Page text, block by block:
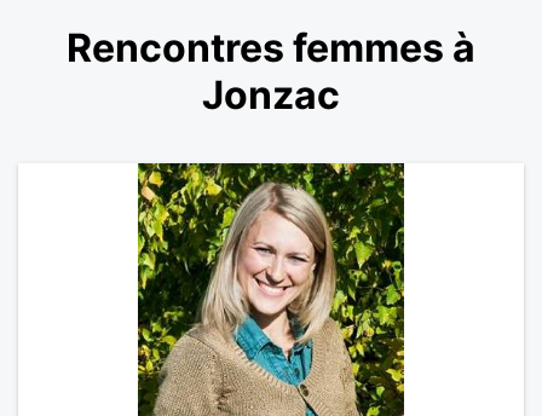
Rencontres femmes à
Jonzac